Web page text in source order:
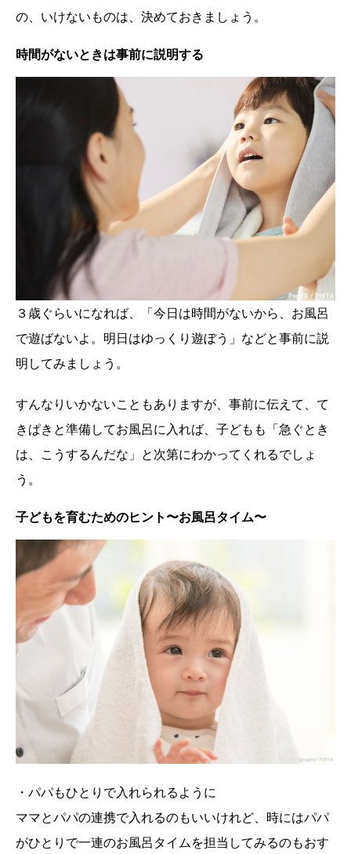
の、いけないものは、決めておきましょう。
時間がないときは事前に説明する
３歳ぐらいになれば、「今日は時間がないから、お風呂
で遊ばないよ。明日はゆっくり遊ぼう」などと事前に説
明してみましょう。
すんなりいかないこともありますが、事前に伝えて、て
きぱきと準備してお風呂に入れば、子どもも「急ぐとき
は、こうするんだな」と次第にわかってくれるでしょ
う。
子どもを育むためのヒント〜お風呂タイム〜
・パパもひとりで入れられるように
ママとパパの連携で入れるのもいいけれど、時にはパパ
がひとりで一連のお風呂タイムを担当してみるのもおす